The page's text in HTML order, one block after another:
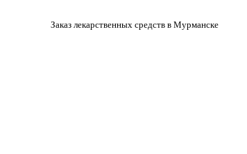
Заказ лекарственных средств в Мурманске